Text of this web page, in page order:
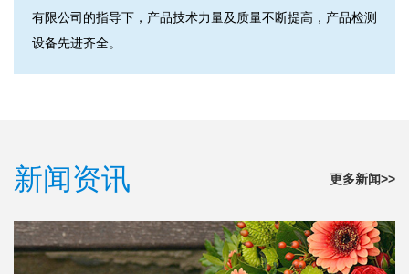
有限公司的指导下，产品技术力量及质量不断提高，产品检测
设备先进齐全。
新闻资讯 更多新闻>>